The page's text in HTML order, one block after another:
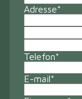
Adresse*
Telefon*
E-mail*